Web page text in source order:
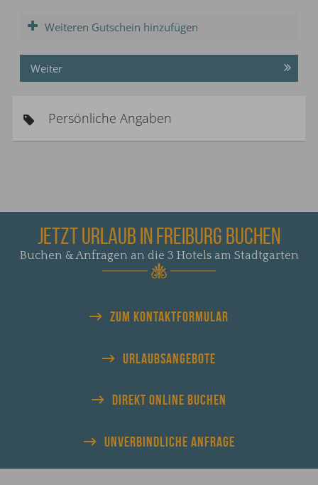
Weiteren Gutschein hinzufügen
Weiter
Persönliche Angaben
JETZT URLAUB IN FREIBURG BUCHEN
Buchen & Anfragen an die 3 Hotels am Stadtgarten
ZUM KONTAKTFORMULAR
URLAUBSANGEBOTE
DIREKT ONLINE BUCHEN
UNVERBINDLICHE ANFRAGE